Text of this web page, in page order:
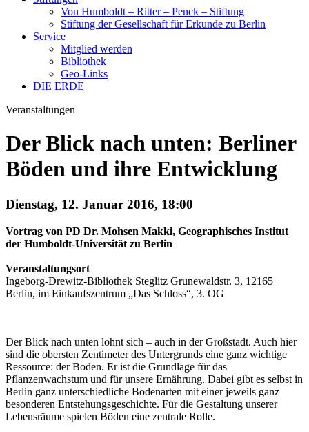
Von Humboldt – Ritter – Penck – Stiftung
Stiftung der Gesellschaft für Erkunde zu Berlin
Service
Mitglied werden
Bibliothek
Geo-Links
DIE ERDE
Veranstaltungen
Der Blick nach unten: Berliner
Böden und ihre Entwicklung
Dienstag, 12. Januar 2016, 18:00
Vortrag von PD Dr. Mohsen Makki, Geographisches Institut
der Humboldt-Universität zu Berlin
Veranstaltungsort
Ingeborg-Drewitz-Bibliothek Steglitz Grunewaldstr. 3, 12165
Berlin, im Einkaufszentrum „Das Schloss“, 3. OG
Der Blick nach unten lohnt sich – auch in der Großstadt. Auch hier
sind die obersten Zentimeter des Untergrunds eine ganz wichtige
Ressource: der Boden. Er ist die Grundlage für das
Pflanzenwachstum und für unsere Ernährung. Dabei gibt es selbst in
Berlin ganz unterschiedliche Bodenarten mit einer jeweils ganz
besonderen Entstehungsgeschichte. Für die Gestaltung unserer
Lebensräume spielen Böden eine zentrale Rolle.